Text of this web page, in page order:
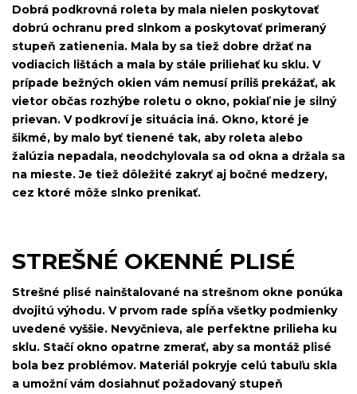
Dobrá podkrovná roleta by mala nielen poskytovať
dobrú ochranu pred slnkom a poskytovať primeraný
stupeň zatienenia. Mala by sa tiež dobre držať na
vodiacich lištách a mala by stále priliehať ku sklu. V
prípade bežných okien vám nemusí príliš prekážať, ak
vietor občas rozhýbe roletu o okno, pokiaľ nie je silný
prievan. V podkroví je situácia iná. Okno, ktoré je
šikmé, by malo byť tienené tak, aby roleta alebo
žalúzia nepadala, neodchylovala sa od okna a držala sa
na mieste. Je tiež dôležité zakryť aj bočné medzery,
cez ktoré môže slnko prenikať.
STREŠNÉ OKENNÉ PLISÉ
Strešné plisé nainštalované na strešnom okne ponúka
dvojitú výhodu. V prvom rade spĺňa všetky podmienky
uvedené vyššie. Nevyčnieva, ale perfektne prilieha ku
sklu. Stačí okno opatrne zmerať, aby sa montáž plisé
bola bez problémov. Materiál pokryje celú tabuľu skla
a umožní vám dosiahnuť požadovaný stupeň